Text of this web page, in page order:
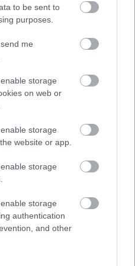
to be sent to
purposes.
me
storage
on web or
storage
website or app.
storage
storage
authentication
and other
megyei szinten
az